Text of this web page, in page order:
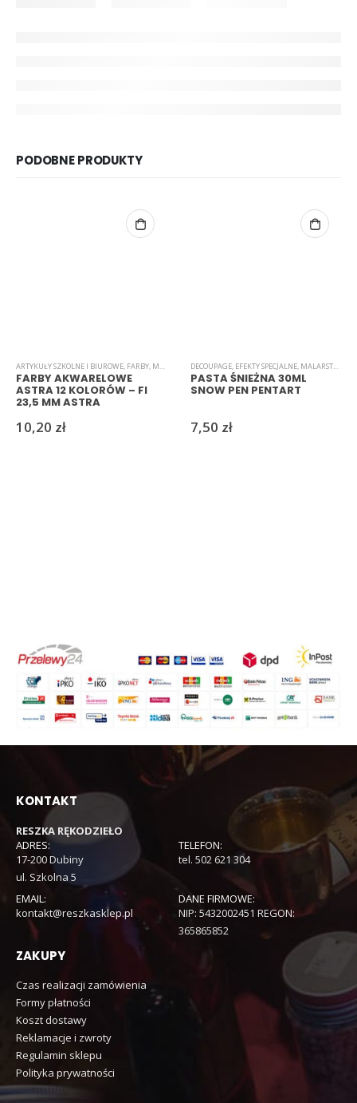
PODOBNE PRODUKTY
ARTYKUŁY SZKOLNE I BIUROWE, FARBY, MALARSTWO
FARBY AKWARELOWE
ASTRA 12 KOLORÓW – FI
23,5 MM ASTRA
10,20 zł
DECOUPAGE, EFEKTY SPECJALNE, MALARSTWO
PASTA ŚNIEŻNA 30ML
SNOW PEN PENTART
7,50 zł
KONTAKT
RESZKA RĘKODZIEŁO
ADRES:
17-200 Dubiny
ul. Szkolna 5
TELEFON:
tel. 502 621 304
EMAIL:
kontakt@reszkasklep.pl
DANE FIRMOWE:
NIP: 5432002451 REGON:
365865852
ZAKUPY
Czas realizacji zamówienia
Formy płatności
Koszt dostawy
Reklamacje i zwroty
Regulamin sklepu
Polityka prywatności